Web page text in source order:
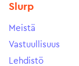
Slurp
Meistä
Vastuullisuus
Lehdistö